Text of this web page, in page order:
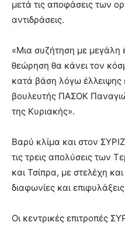
μετά τις αποφάσεις των
αντιδράσεις.
«Μια συζήτηση με μεγάλη
θεώρηση θα κάνει τον
κατά βάση λόγω έλλειψης
βουλευτής ΠΑΣΟΚ
της Κυριακής».
Βαρύ κλίμα και στον
τις τρεις απολύσεις των
και Τσίπρα, με στελέχη
διαφωνίες και
Οι κεντρικές επιτροπές